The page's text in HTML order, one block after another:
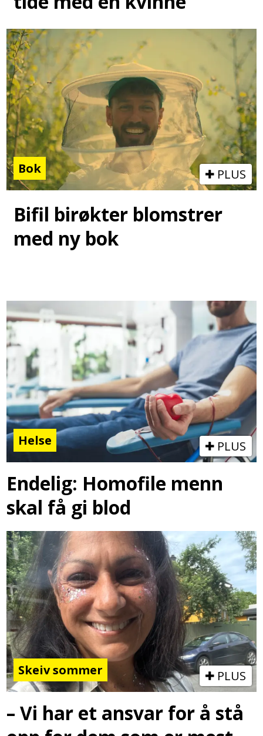
Bok PLUS
Bifil birøkter blomstrer
med ny bok
Helse PLUS
Endelig: Homofile menn
skal få gi blod
Skeiv sommer PLUS
– Vi har et ansvar for å stå